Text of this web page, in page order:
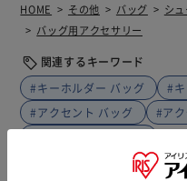
HOME その他 バッグ
シ
バッグ用アクセサリー
関連するキーワード
#キーホルダー バッグ
#
#アクセント バッグ
#ア